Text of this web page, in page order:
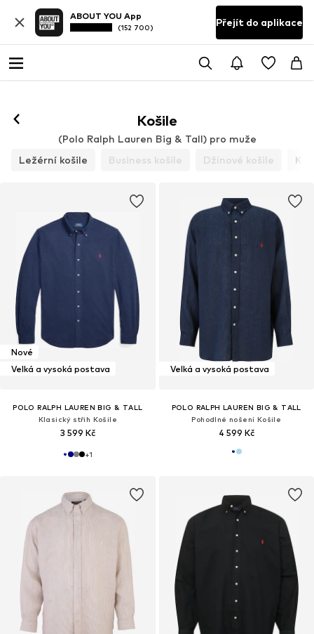
ABOUT YOU App
(152 700) Přejít do aplikace
Košile
(Polo Ralph Lauren Big & Tall) pro muže
Ležérní košile
Business košile Džínové košile
Nové
Velká a vysoká postava
POLO RALPH LAUREN BIG & TALL
Klasický střih Košile
3 599 Kč
+1
Velká a vysoká postava
POLO RALPH LAUREN BIG & TALL
Pohodlné nošení Košile
4 599 Kč